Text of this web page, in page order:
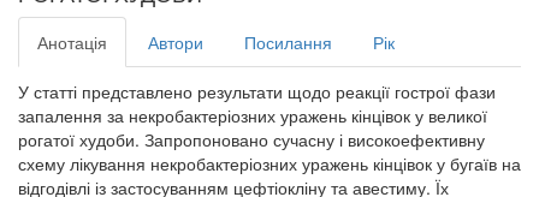
Анотація Автори Посилання Рік
У статті представлено результати щодо реакції гострої фази
запалення за некробактеріозних уражень кінцівок у великої
рогатої худоби. Запропоновано сучасну і високоефективну
схему лікування некробактеріозних уражень кінцівок у бугаїв на
відгодівлі із застосуванням цефтіокліну та авестиму. Їх